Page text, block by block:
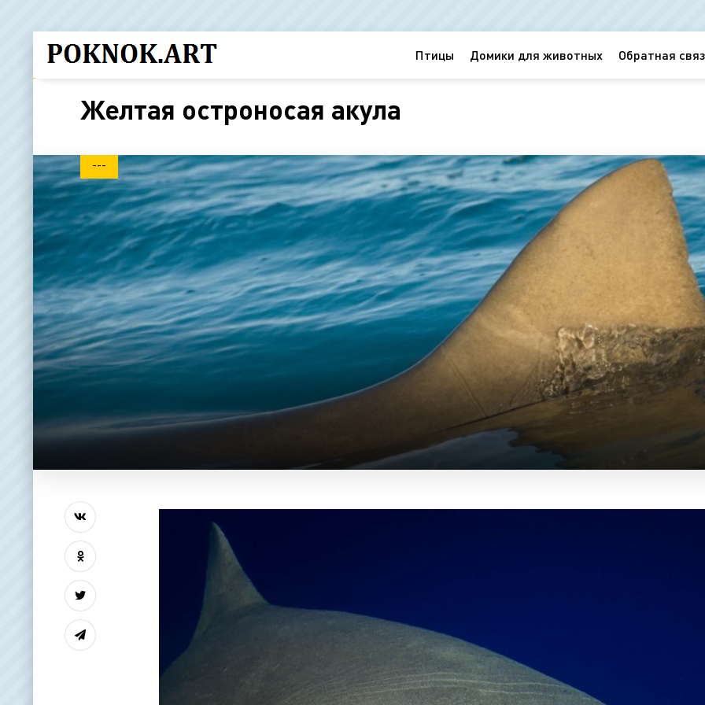
Птицы Домики для животных Обратная
Желтая остроносая акула
---